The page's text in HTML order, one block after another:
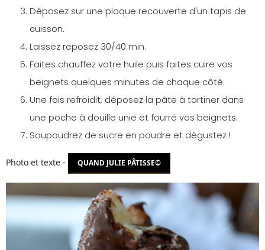
Déposez sur une plaque recouverte d'un tapis de
cuisson.
Laissez reposez 30/40 min.
Faites chauffez votre huile puis faites cuire vos
beignets quelques minutes de chaque côté.
Une fois refroidit, déposez la pâte à tartiner dans
une poche à douille unie et fourré vos beignets.
Soupoudrez de sucre en poudre et dégustez !
Photo et texte - QUAND JULIE PÂTISSE©